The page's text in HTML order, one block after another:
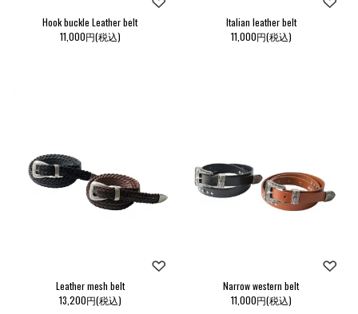
Hook buckle Leather belt
11,000円(税込)
Italian leather belt
11,000円(税込)
Leather mesh belt
13,200円(税込)
Narrow western belt
11,000円(税込)